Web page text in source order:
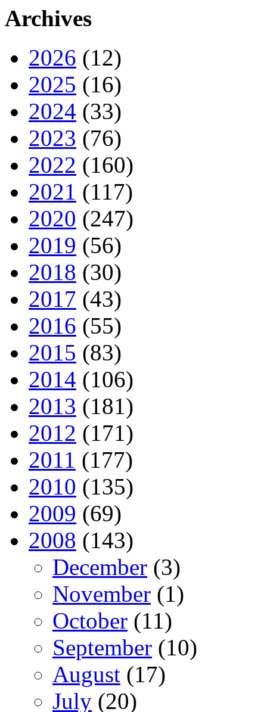
Archives
2026 (12)
2025 (16)
2024 (33)
2023 (76)
2022 (160)
2021 (117)
2020 (247)
2019 (56)
2018 (30)
2017 (43)
2016 (55)
2015 (83)
2014 (106)
2013 (181)
2012 (171)
2011 (177)
2010 (135)
2009 (69)
2008 (143)
December (3)
November (1)
October (11)
September (10)
August (17)
July (20)